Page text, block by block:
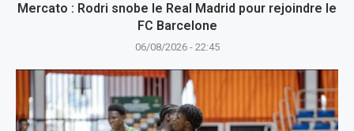
Mercato : Rodri snobe le Real Madrid pour rejoindre le
FC Barcelone
06/08/2026 - 22:45